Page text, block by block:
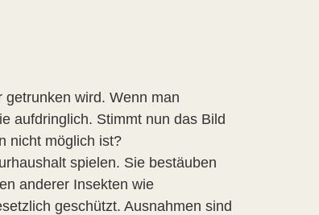
wird. Wenn man
aufdringlich. Stimmt nun das Bild
nicht möglich ist?
spielen. Sie bestäuben
anderer Insekten wie
geschützt. Ausnahmen sind